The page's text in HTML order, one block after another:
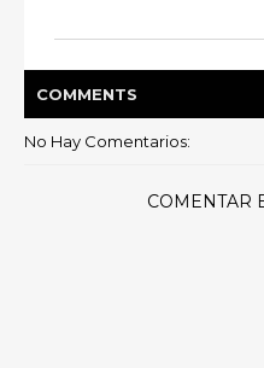
COMMENTS
No Hay Comentarios:
COMENTAR